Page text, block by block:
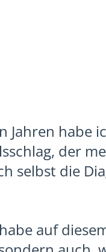
Jahren habe
der
selbst die
auf